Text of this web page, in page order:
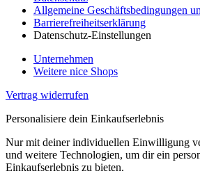
Allgemeine Geschäftsbedingungen
Barrierefreiheitserklärung
Datenschutz-Einstellungen
Unternehmen
Weitere nice Shops
Vertrag widerrufen
Personalisiere dein Einkaufserlebnis
Nur mit deiner individuellen Einwilligung
und weitere Technologien, um dir ein
Einkaufserlebnis zu bieten.